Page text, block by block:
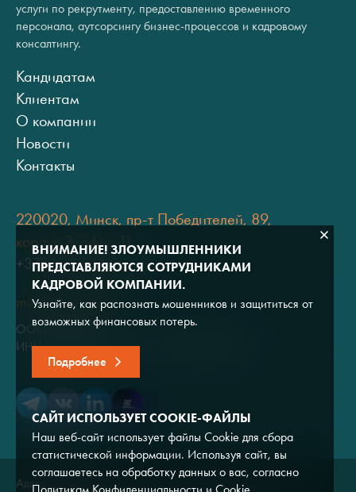
услуги по рекрутменту, предоставлению временного
персонала, аутсорсингу бизнес-процессов и кадровому
консалтингу.
Кандидатам
Клиентам
О компании
Новости
Контакты
220020, Минск, пр-т Победителей, 89,
корпус 3, офис 11
+375 (17) 334 80 07
minsk@adviros.by
ООО "Адвирос"
ИНН 7714572528 / ОГРН 1047796766380
Адвирос © 2026
ВНИМАНИЕ! ЗЛОУМЫШЛЕННИКИ
ПРЕДСТАВЛЯЮТСЯ СОТРУДНИКАМИ
КАДРОВОЙ КОМПАНИИ.
Узнайте, как распознать мошенников и защититься от
возможных финансовых потерь.
Подробнее
САЙТ ИСПОЛЬЗУЕТ COOKIE-ФАЙЛЫ
Наш веб-сайт использует файлы Cookie для сбора
статистической информации. Используя сайт, вы
соглашаетесь на обработку данных о вас, согласно